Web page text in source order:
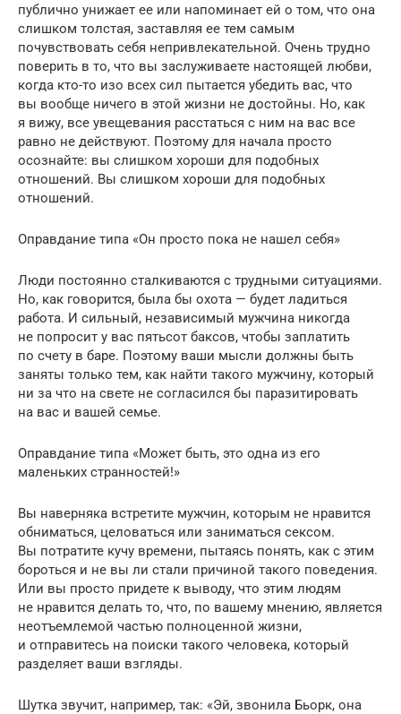
публично унижает ее или напоминает ей о том, что она
слишком толстая, заставляя ее тем самым
почувствовать себя непривлекательной. Очень трудно
поверить в то, что вы заслуживаете настоящей любви,
когда кто-то изо всех сил пытается убедить вас, что
вы вообще ничего в этой жизни не достойны. Но, как
я вижу, все увещевания расстаться с ним на вас все
равно не действуют. Поэтому для начала просто
осознайте: вы слишком хороши для подобных
отношений. Вы слишком хороши для подобных
отношений.
Оправдание типа «Он просто пока не нашел себя»
Люди постоянно сталкиваются с трудными ситуациями.
Но, как говорится, была бы охота — будет ладиться
работа. И сильный, независимый мужчина никогда
не попросит у вас пятьсот баксов, чтобы заплатить
по счету в баре. Поэтому ваши мысли должны быть
заняты только тем, как найти такого мужчину, который
ни за что на свете не согласился бы паразитировать
на вас и вашей семье.
Оправдание типа «Может быть, это одна из его
маленьких странностей!»
Вы наверняка встретите мужчин, которым не нравится
обниматься, целоваться или заниматься сексом.
Вы потратите кучу времени, пытаясь понять, как с этим
бороться и не вы ли стали причиной такого поведения.
Или вы просто придете к выводу, что этим людям
не нравится делать то, что, по вашему мнению, является
неотъемлемой частью полноценной жизни,
и отправитесь на поиски такого человека, который
разделяет ваши взгляды.
Шутка звучит, например, так: «Эй, звонила Бьорк, она